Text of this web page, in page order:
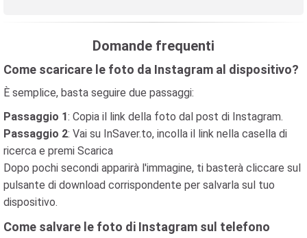
Domande frequenti
Come scaricare le foto da Instagram al dispositivo?
È semplice, basta seguire due passaggi:
Passaggio 1: Copia il link della foto dal post di Instagram.
Passaggio 2: Vai su InSaver.to, incolla il link nella casella di
ricerca e premi Scarica
Dopo pochi secondi apparirà l'immagine, ti basterà cliccare sul
pulsante di download corrispondente per salvarla sul tuo
dispositivo.
Come salvare le foto di Instagram sul telefono